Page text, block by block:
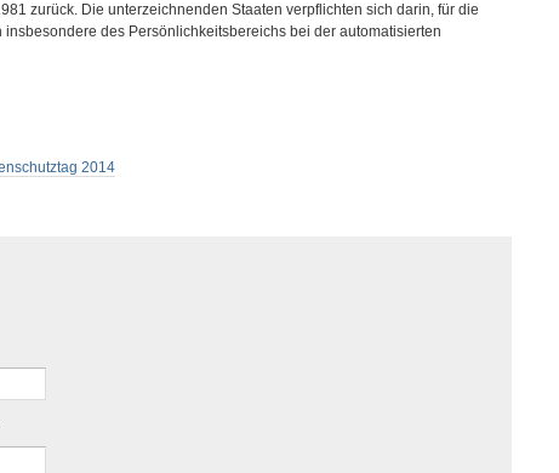
zurück. Die unterzeichnenden Staaten verpflichten sich darin, für die
des Persönlichkeitsbereichs bei der automatisierten
2014